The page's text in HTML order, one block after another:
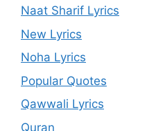
Naat Sharif Lyrics
New Lyrics
Noha Lyrics
Popular Quotes
Qawwali Lyrics
Quran